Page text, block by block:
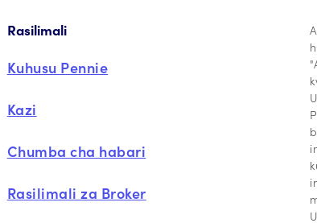
Rasilimali
Kuhusu Pennie
Kazi
Chumba cha habari
Rasilimali za Broker